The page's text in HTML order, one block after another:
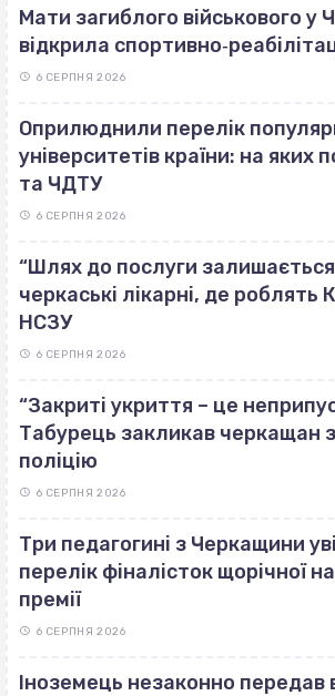
Мати загиблого військового у
відкрила
6 СЕРПНЯ 2026
Оприлюднили перелік
університетів країни: на яких
та ЧДТУ
6 СЕРПНЯ 2026
“Шлях до послуги
черкаські лікарні, де роблять
НСЗУ
6 СЕРПНЯ 2026
“Закриті укриття – це
Табурець закликав черкащан
поліцію
6 СЕРПНЯ 2026
Три педагогині з Черкащини
перелік фіналісток щорічної
премії
6 СЕРПНЯ 2026
Іноземець незаконно передав